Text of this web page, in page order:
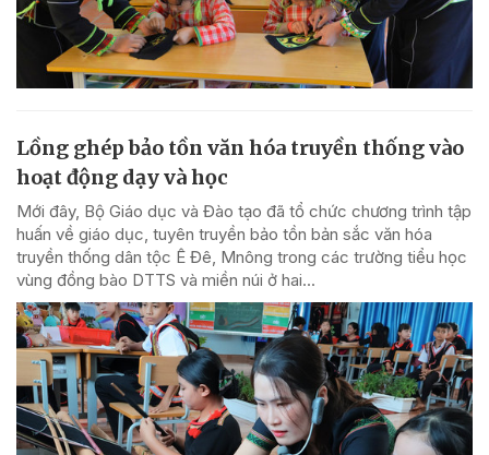
Lồng ghép bảo tồn văn hóa truyền thống vào
hoạt động dạy và học
Mới đây, Bộ Giáo dục và Đào tạo đã tổ chức chương trình tập
huấn về giáo dục, tuyên truyền bảo tồn bản sắc văn hóa
truyền thống dân tộc Ê Đê, Mnông trong các trường tiểu học
vùng đồng bào DTTS và miền núi ở hai...